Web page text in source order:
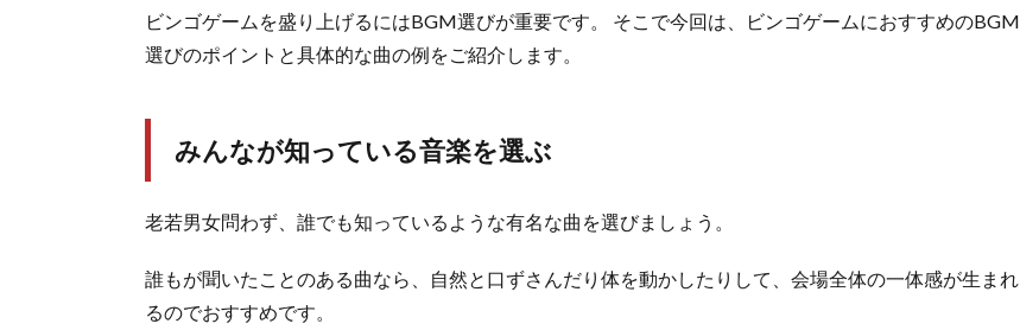
ビンゴゲームを盛り上げるにはBGM選びが重要です。 そこで今回は、ビンゴゲームにおすすめのBGM
選びのポイントと具体的な曲の例をご紹介します。
みんなが知っている音楽を選ぶ
老若男女問わず、誰でも知っているような有名な曲を選びましょう。
誰もが聞いたことのある曲なら、自然と口ずさんだり体を動かしたりして、会場全体の一体感が生まれ
るのでおすすめです。